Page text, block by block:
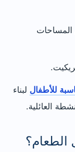
المساحات
للأطفال لبناء
العائلية.
الطعام؟